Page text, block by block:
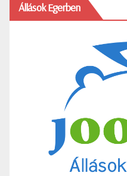
Állások Egerben